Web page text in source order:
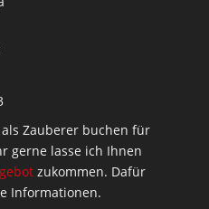
als Zauberer buchen für
gerne lasse ich Ihnen
zukommen. Dafür
Informationen.